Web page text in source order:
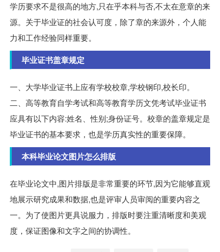
学历要求不是很高的地方,只在乎本科与否,不太在意章的来
源。关于毕业证的社会认可度，除了章的来源外，个人能
力和工作经验同样重要。
毕业证书盖章规定
一、大学毕业证书上应有学校校章,学校钢印,校长印。
二、高等教育自学考试和高等教育学历文凭考试毕业证书
应具有以下内容:姓名、性别;身份证号。校章的盖章规定是
毕业证书的基本要求，也是学历真实性的重要保障。
本科毕业论文图片怎么排版
在毕业论文中,图片排版是非常重要的环节,因为它能够直观
地展示研究成果和数据,也是评审人员审阅的重要内容之
一。为了使图片更具说服力，排版时要注重清晰度和美观
度，保证图像和文字之间的协调性。